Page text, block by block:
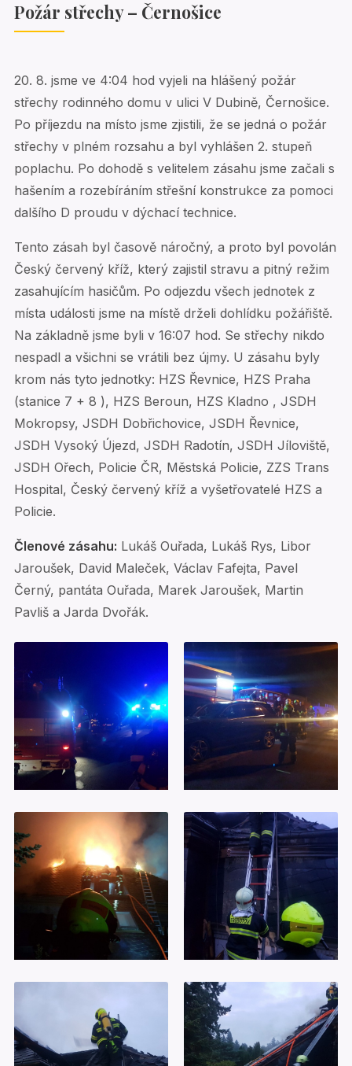
Požár střechy – Černošice
20. 8. jsme ve 4:04 hod vyjeli na hlášený požár
střechy rodinného domu v ulici V Dubině, Černošice.
Po příjezdu na místo jsme zjistili, že se jedná o požár
střechy v plném rozsahu a byl vyhlášen 2. stupeň
poplachu. Po dohodě s velitelem zásahu jsme začali s
hašením a rozebíráním střešní konstrukce za pomoci
dalšího D proudu v dýchací technice.
Tento zásah byl časově náročný, a proto byl povolán
Český červený kříž, který zajistil stravu a pitný režim
zasahujícím hasičům. Po odjezdu všech jednotek z
místa události jsme na místě drželi dohlídku požářiště.
Na základně jsme byli v 16:07 hod. Se střechy nikdo
nespadl a všichni se vrátili bez újmy. U zásahu byly
krom nás tyto jednotky: HZS Řevnice, HZS Praha
(stanice 7 + 8 ), HZS Beroun, HZS Kladno , JSDH
Mokropsy, JSDH Dobřichovice, JSDH Řevnice,
JSDH Vysoký Újezd, JSDH Radotín, JSDH Jíloviště,
JSDH Ořech, Policie ČR, Městská Policie, ZZS Trans
Hospital, Český červený kříž a vyšetřovatelé HZS a
Policie.
Členové zásahu: Lukáš Ouřada, Lukáš Rys, Libor
Jaroušek, David Maleček, Václav Fafejta, Pavel
Černý, pantáta Ouřada, Marek Jaroušek, Martin
Pavliš a Jarda Dvořák.